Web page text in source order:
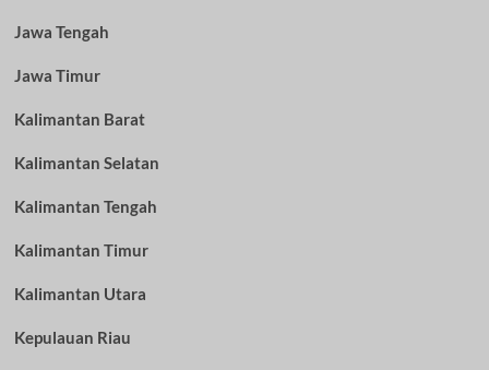
Jawa Tengah
Jawa Timur
Kalimantan Barat
Kalimantan Selatan
Kalimantan Tengah
Kalimantan Timur
Kalimantan Utara
Kepulauan Riau